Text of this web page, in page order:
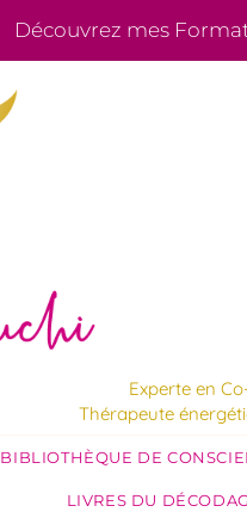
Découvrez mes
Experte en
Thérapeute
BIBLIOTHÈQUE DE
LIVRES DU